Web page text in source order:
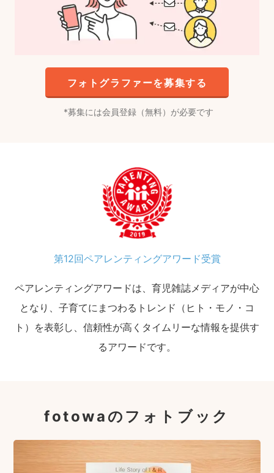
フォトグラファーを募集する
募集には会員登録（無料）が必要です
第12回ペアレンティングアワード受賞
ペアレンティングアワードは、育児雑誌メディアが中心
となり、子育てにまつわるトレンド（ヒト・モノ・コ
ト）を表彰し、信頼性が高くタイムリーな情報を提供す
るアワードです。
fotowaのフォトブック